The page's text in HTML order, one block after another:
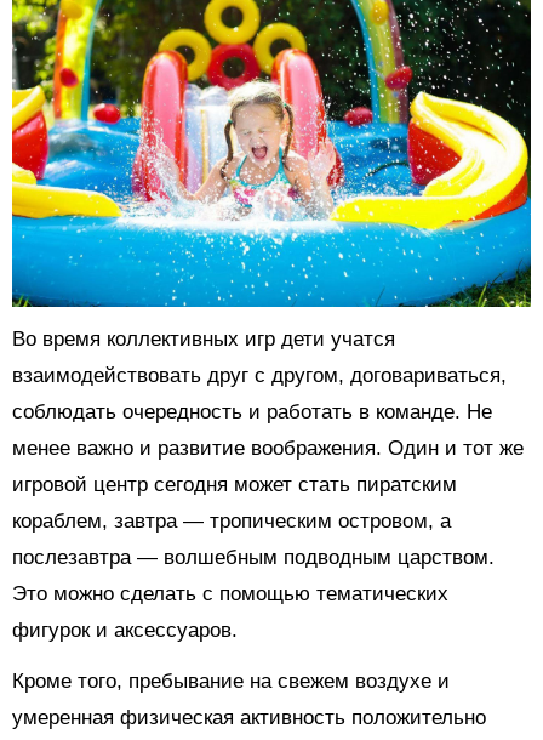
Во время коллективных игр дети учатся
взаимодействовать друг с другом, договариваться,
соблюдать очередность и работать в команде. Не
менее важно и развитие воображения. Один и тот же
игровой центр сегодня может стать пиратским
кораблем, завтра — тропическим островом, а
послезавтра — волшебным подводным царством.
Это можно сделать с помощью тематических
фигурок и аксессуаров.
Кроме того, пребывание на свежем воздухе и
умеренная физическая активность положительно